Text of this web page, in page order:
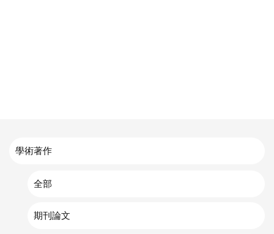
學術著作
全部
期刊論文